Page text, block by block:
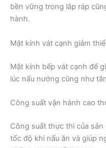
bền vững trong lắp ráp
hành.
Mặt kính vát cạnh giảm
Mặt kính bếp vát cạnh để
lúc nấu nướng cũng như
Công suất vận hành cao
Công suất thực thi của
tốc độ khi nấu ăn và giúp